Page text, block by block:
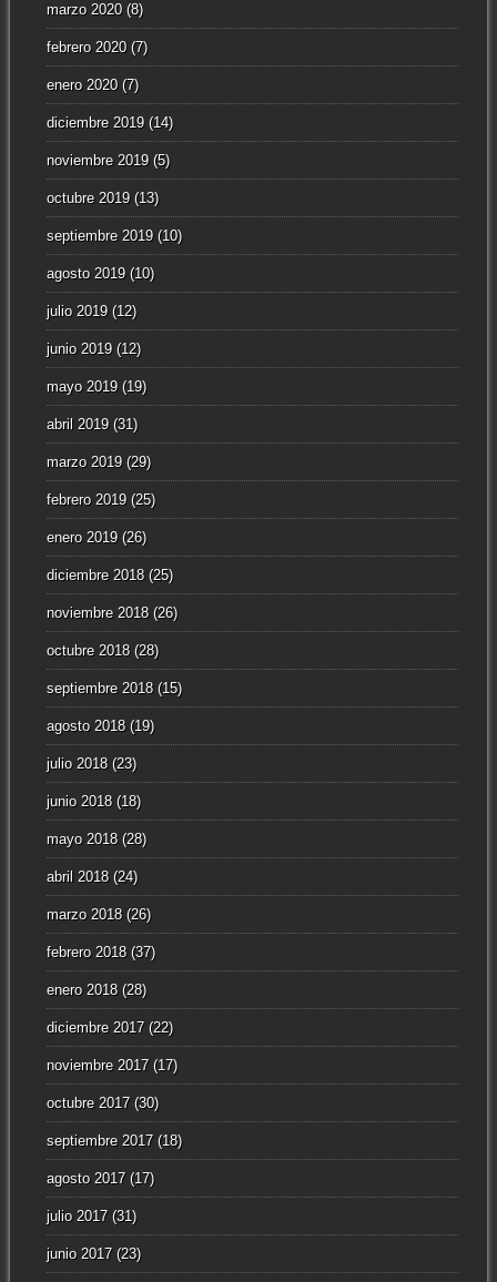
marzo 2020(8)
febrero 2020(7)
enero 2020(7)
diciembre 2019(14)
noviembre 2019(5)
octubre 2019(13)
septiembre 2019(10)
agosto 2019(10)
julio 2019(12)
junio 2019(12)
mayo 2019(19)
abril 2019(31)
marzo 2019(29)
febrero 2019(25)
enero 2019(26)
diciembre 2018(25)
noviembre 2018(26)
octubre 2018(28)
septiembre 2018(15)
agosto 2018(19)
julio 2018(23)
junio 2018(18)
mayo 2018(28)
abril 2018(24)
marzo 2018(26)
febrero 2018(37)
enero 2018(28)
diciembre 2017(22)
noviembre 2017(17)
octubre 2017(30)
septiembre 2017(18)
agosto 2017(17)
julio 2017(31)
junio 2017(23)